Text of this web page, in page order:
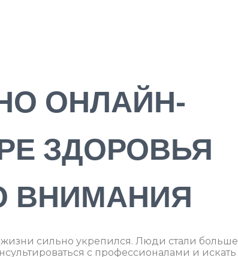
ОНЛАЙН-
ЗДОРОВЬЯ
ВНИМАНИЯ
сильно укрепился. Люди стали больше
с профессионалами и искать